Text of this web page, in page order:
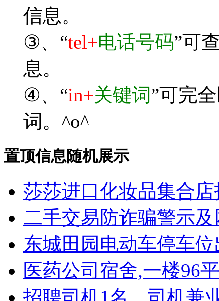
信息。
③、“tel+电话号码”可
息。
④、“in+关键词”可完
词。^o^
置顶信息随机展示
莎莎进口化妆品集合
二手交易防诈骗警示
东城田园电动车停车
医药公司宿舍,一楼96
招聘司机1名，司机兼